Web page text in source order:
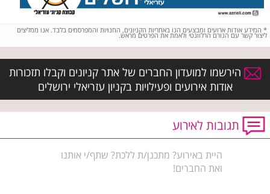
* המידע אודות ארועים ומבצעים הנו באחריות הקניונים, החנויות והמפרסמים בלבד. אנו ממליצים
ליצור קשר עם הגורם הרלוונטי ולאמת את הפרטים מראש.
הירשמו למועדון החברים של אתר קניונים וקבלו תזכורות
אודות אירועים ופעילויות בקניון עזריאלי ירושלים
תגובות לאירוע
היית באירוע? מתכנן/ת ללכת? שתף/י אותנו
ואת החברים!